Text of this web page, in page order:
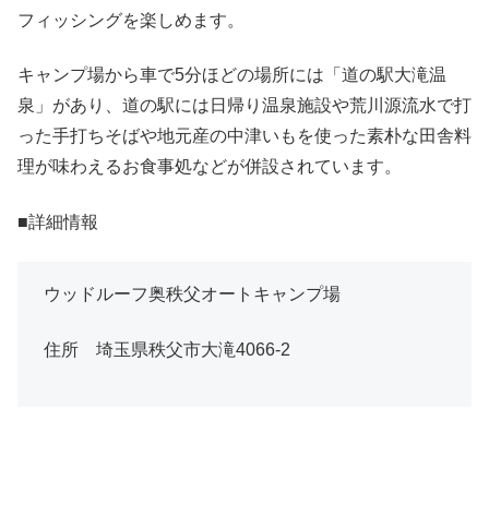
フィッシングを楽しめます。
キャンプ場から車で5分ほどの場所には「道の駅大滝温
泉」があり、道の駅には日帰り温泉施設や荒川源流水で打
った手打ちそばや地元産の中津いもを使った素朴な田舎料
理が味わえるお食事処などが併設されています。
■詳細情報
ウッドルーフ奥秩父オートキャンプ場
住所 埼玉県秩父市大滝4066-2